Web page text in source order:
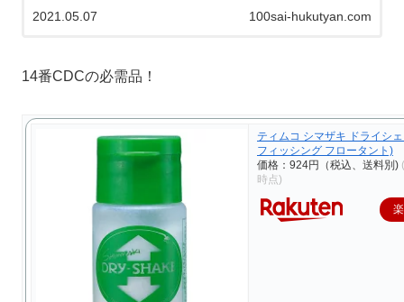
100sai-hukutyan.com
2021.05.07
14番CDCの必需品！
ティムコ シマザキ ドライシ
フィッシング フロータント)
価格：924円（税込、送料別)
時点)